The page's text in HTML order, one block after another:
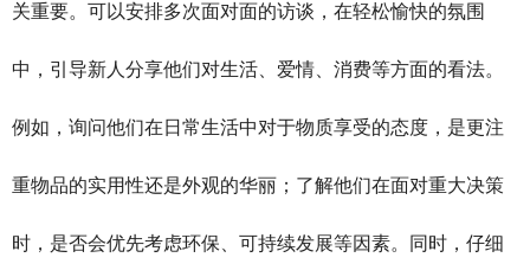
关重要。可以安排多次面对面的访谈，在轻松愉快的氛围
中，引导新人分享他们对生活、爱情、消费等方面的看法。
例如，询问他们在日常生活中对于物质享受的态度，是更注
重物品的实用性还是外观的华丽；了解他们在面对重大决策
时，是否会优先考虑环保、可持续发展等因素。同时，仔细